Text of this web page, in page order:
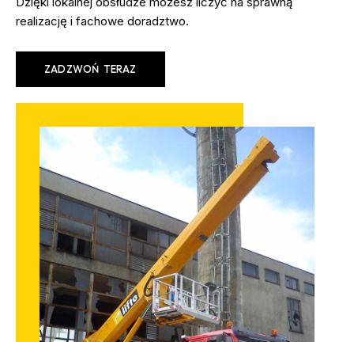
realizację i fachowe doradztwo.
ZADZWOŃ TERAZ